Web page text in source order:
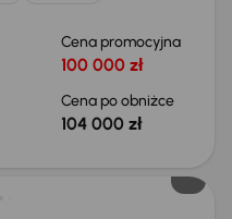
Cena promocyjna
100 000 zł
Cena po obniżce
104 000 zł